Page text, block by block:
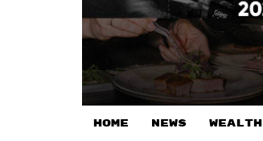
HOME NEWS WEALTH